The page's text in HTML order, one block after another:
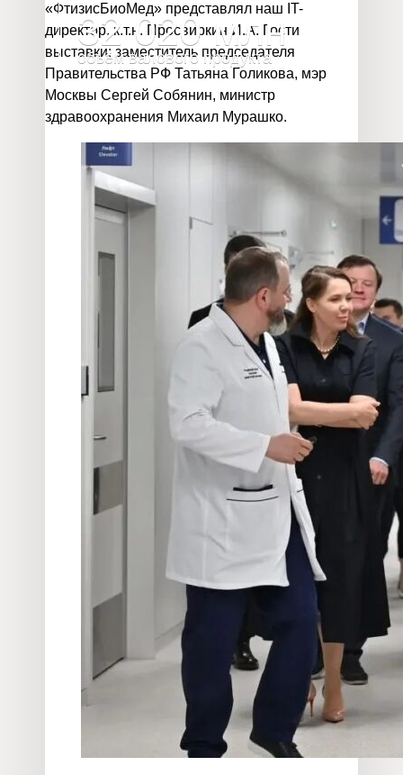
32 020млн
объём валового продукта
«ФтизисБиоМед» представлял наш IT-
директор, к.т.н. Просвиркин И.А. Гости
выставки: заместитель председателя
Правительства РФ Татьяна Голикова, мэр
Москвы Сергей Собянин, министр
здравоохранения Михаил Мурашко.